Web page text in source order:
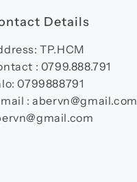
Details
TP.HCM
: 0799.888.791
0799888791
: abervn@gmail.com